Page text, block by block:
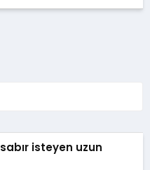
sabır isteyen uzun